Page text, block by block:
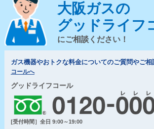
大阪ガスの
グッドライフ
にご相談ください！
ガス機器やおトクな料金についてのご質問やご相
コールへ
グッドライフコール
[受付時間］全日 9:00～19:00